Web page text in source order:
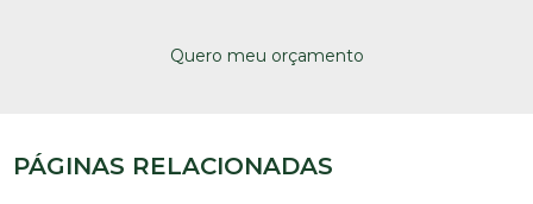
Quero meu orçamento
PÁGINAS RELACIONADAS